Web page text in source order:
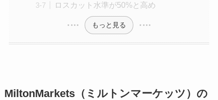
ロスカット水準が50%と高め
もっと見る
MiltonMarkets（ミルトンマーケッツ）の